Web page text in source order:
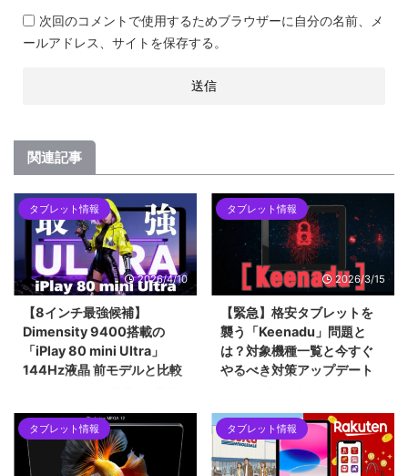
次回のコメントで使用するためブラウザーに自分の名前、メ
ールアドレス、サイトを保存する。
関連記事
タブレット情報
2026/4/10
【8インチ最強候補】
Dimensity 9400搭載の
「iPlay 80 mini Ultra」
144Hz液晶 前モデルと比較
8.4インチタブレット「iPlay 80
mini Ultra」を紹介します。最新
チップセットのDimensity 9400
をはじめ、2.5Kの144Hzディス
タブレット情報
2026/3/15
【緊急】格安タブレットを
襲う「Keenadu」問題と
は？対象機種一覧と今すぐ
やるべき対策アップデート
ックドア「Keenadu」問題。
Alldocube、Teclast、Headwolf
など、当サイトでも紹介した格安
タブレットが対象となった今回の
タブレット情報 タブレット情報